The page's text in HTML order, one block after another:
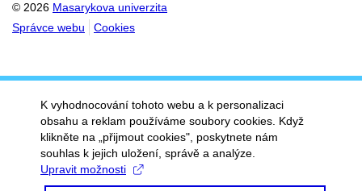
© 2026 Masarykova univerzita
Správce webu
Cookies
K vyhodnocování tohoto webu a k personalizaci
obsahu a reklam používáme soubory cookies. Když
klikněte na „přijmout cookies", poskytnete nám
souhlas k jejich uložení, správě a analýze.
Upravit možnosti